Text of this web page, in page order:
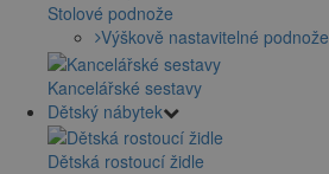
Stolové podnože
Výškově nastavitelné podnože
Kancelářské sestavy
Dětský nábytek
Dětská rostoucí židle